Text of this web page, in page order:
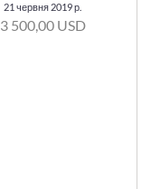
21 червня 2019 р.
3 500,00 USD